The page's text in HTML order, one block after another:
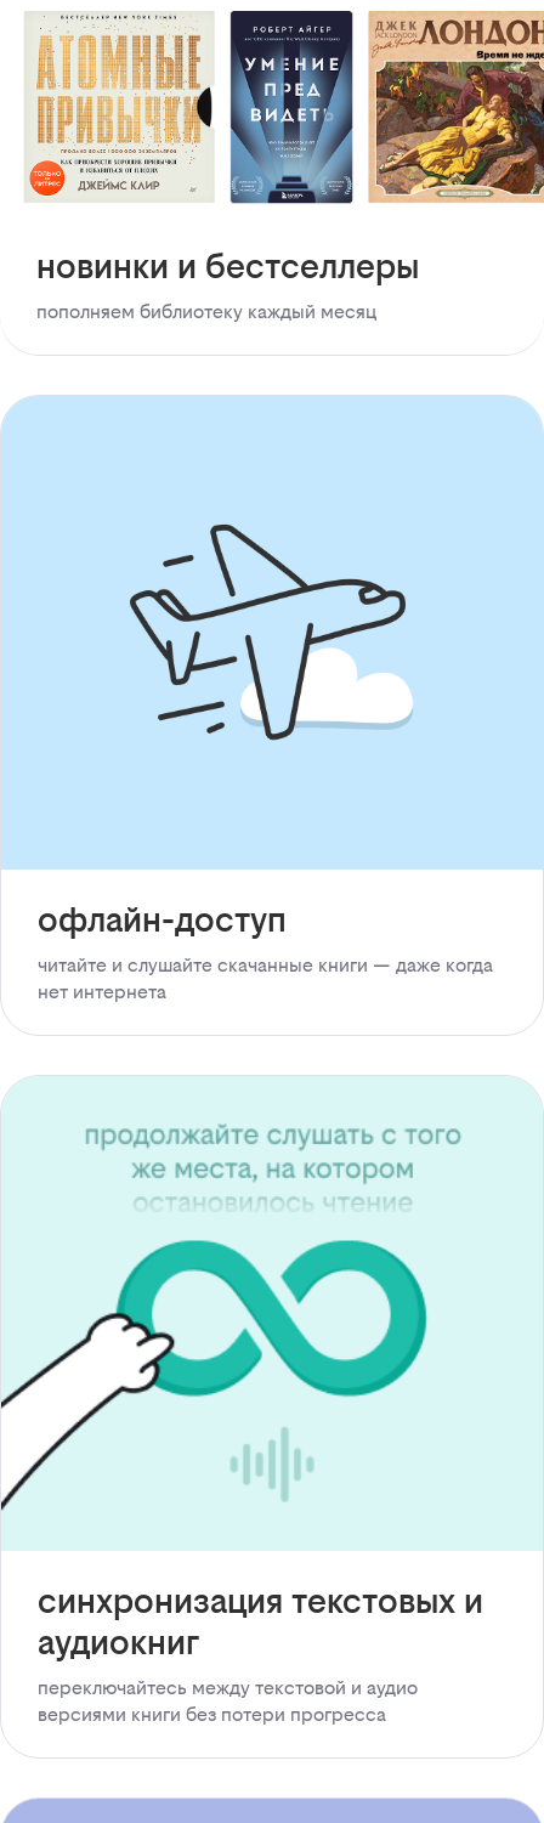
новинки и бестселлеры
пополняем библиотеку каждый месяц
офлайн-доступ
читайте и слушайте скачанные книги — даже когда
нет интернета
синхронизация текстовых и
аудиокниг
переключайтесь между текстовой и аудио
версиями книги без потери прогресса